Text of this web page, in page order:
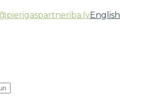
English